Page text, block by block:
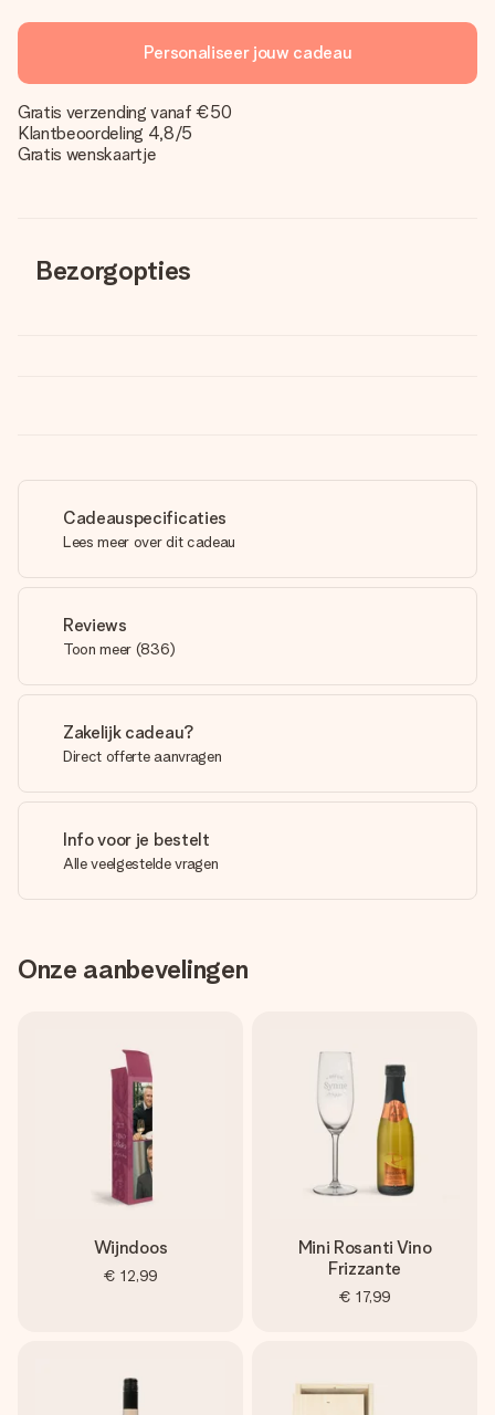
Personaliseer jouw cadeau
Gratis verzending vanaf €50
Klantbeoordeling 4,8/5
Gratis wenskaartje
Bezorgopties
Cadeauspecificaties
Lees meer over dit cadeau
Reviews
Toon meer (836)
Zakelijk cadeau?
Direct offerte aanvragen
Info voor je bestelt
Alle veelgestelde vragen
Onze aanbevelingen
Wijndoos
€ 12,99
Mini Rosanti Vino
Frizzante
€ 17,99